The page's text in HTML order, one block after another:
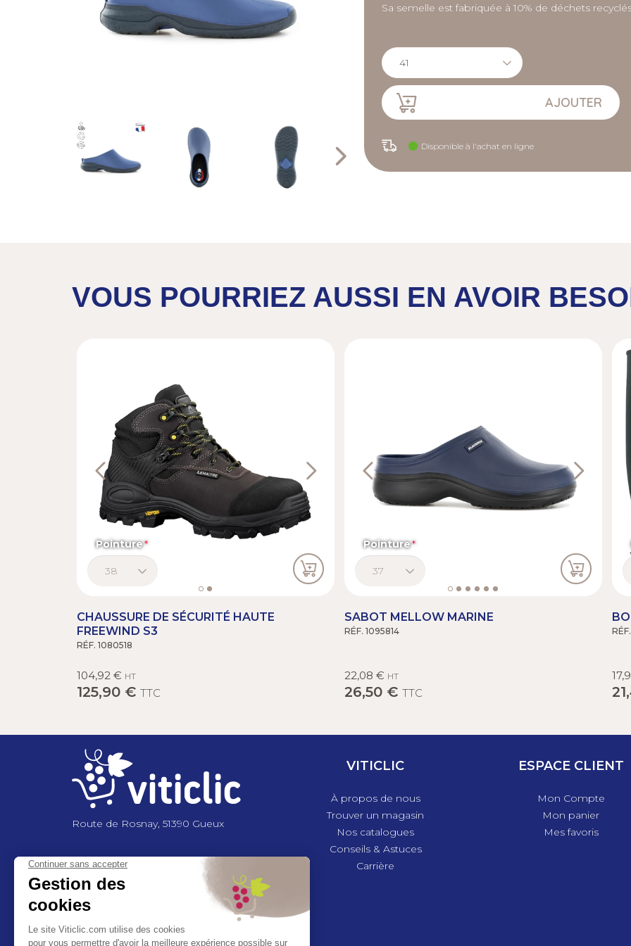
Sa semelle est fabriquée à 10% de déchets
AJOUTER
Disponible à l'achat en ligne
VOUS POURRIEZ AUSSI EN AVOIR
Pointure
CHAUSSURE DE SÉCURITÉ HAUTE
FREEWIND S3
RÉF. 1080518
104,92 € HT
125,90 € TTC
Pointure
SABOT MELLOW MARINE
RÉF. 1095814
22,08 € HT
26,50 € TTC
Route de Rosnay, 51390 Gueux
NOUS CONTACTER
+33 3 26 03 6
Exercez vos droits RGPD
VITICLIC
À propos de nous
Trouver un magasin
Nos catalogues
Conseils & Astuces
Carrière
ESPACE CLIENT
Mon Compte
Mon panier
Mes favoris